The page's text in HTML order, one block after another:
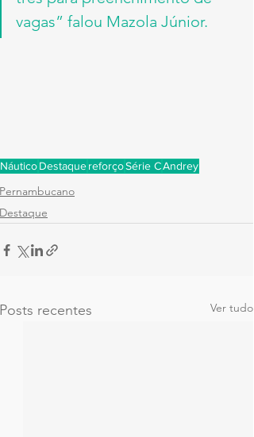
vagas” falou Mazola Júnior.
NáuticoDestaquereforçoSérie CAndrey
Pernambucano
Destaque
Posts recentes Ver tudo